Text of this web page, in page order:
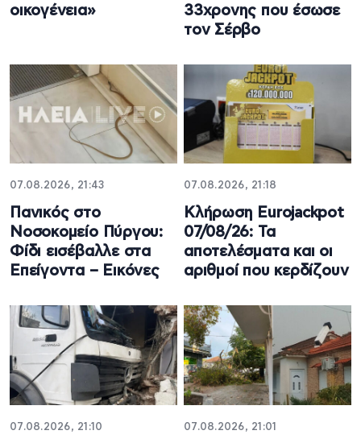
οικογένεια»
33χρονης που έσωσε
τον Σέρβο
07.08.2026, 21:43
Πανικός στο
Νοσοκομείο Πύργου:
Φίδι εισέβαλλε στα
Επείγοντα – Εικόνες
07.08.2026, 21:18
Κλήρωση Eurojackpot
07/08/26: Τα
αποτελέσματα και οι
αριθμοί που κερδίζουν
07.08.2026, 21:10 07.08.2026, 21:01